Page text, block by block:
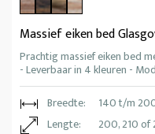
Massief eiken bed
Prachtig massief eiken bed
- Leverbaar in 4 kleuren -
Breedte:
140 t/m
Lengte:
200, 210 of